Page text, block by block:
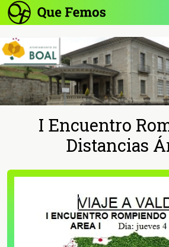
I Encuentro
Distancias